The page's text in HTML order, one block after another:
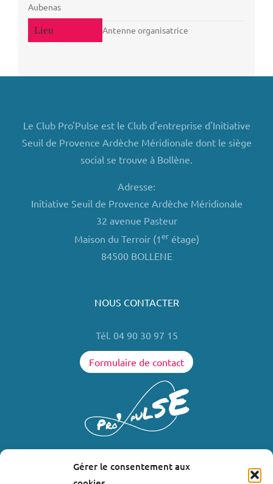
Gérer le consentement aux
Antenne organisatrice
Aubenas
Le Club Pro'Pulse est le Club d'entreprise d'Initiative
Seuil de Provence Ardèche Méridionale dont le siège
social se trouve à Bollène.
Adresse:
Initiative Seuil de Provence Ardèche Méridionale
32 avenue Pasteur
Maison du Terroir (1erétage)
84500 BOLLENE
NOUS CONTACTER
Tél. 04 90 30 97 15
Formulaire de contact